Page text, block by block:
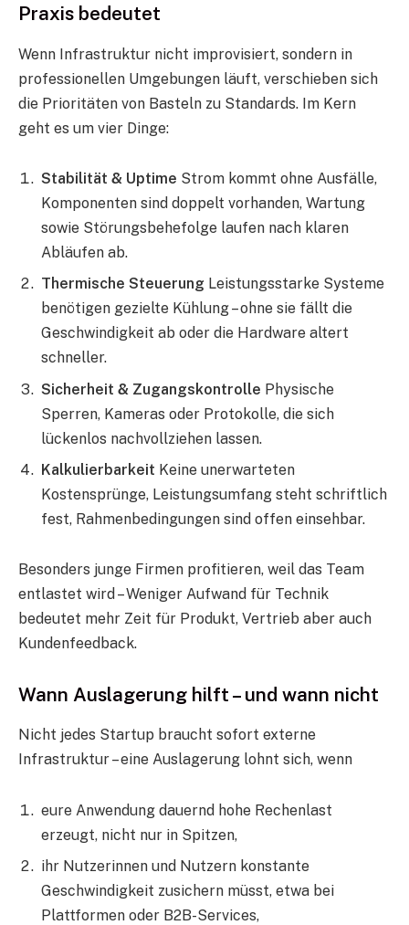
Praxis bedeutet
Wenn Infrastruktur nicht improvisiert, sondern in
professionellen Umgebungen läuft, verschieben sich
die Prioritäten von Basteln zu Standards. Im Kern
geht es um vier Dinge:
Stabilität & Uptime Strom kommt ohne Ausfälle,
Komponenten sind doppelt vorhanden, Wartung
sowie Störungsbehefolge laufen nach klaren
Abläufen ab.
Thermische Steuerung Leistungsstarke Systeme
benötigen gezielte Kühlung – ohne sie fällt die
Geschwindigkeit ab oder die Hardware altert
schneller.
Sicherheit & Zugangskontrolle Physische
Sperren, Kameras oder Protokolle, die sich
lückenlos nachvollziehen lassen.
Kalkulierbarkeit Keine unerwarteten
Kostensprünge, Leistungsumfang steht schriftlich
fest, Rahmenbedingungen sind offen einsehbar.
Besonders junge Firmen profitieren, weil das Team
entlastet wird – Weniger Aufwand für Technik
bedeutet mehr Zeit für Produkt, Vertrieb aber auch
Kundenfeedback.
Wann Auslagerung hilft – und wann nicht
Nicht jedes Startup braucht sofort externe
Infrastruktur – eine Auslagerung lohnt sich, wenn
eure Anwendung dauernd hohe Rechenlast
erzeugt, nicht nur in Spitzen,
ihr Nutzerinnen und Nutzern konstante
Geschwindigkeit zusichern müsst, etwa bei
Plattformen oder B2B-Services,